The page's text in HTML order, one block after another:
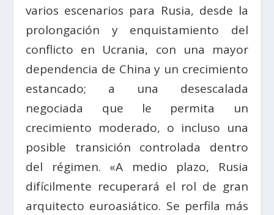
varios escenarios para Rusia, desde la
prolongación y enquistamiento del
conflicto en Ucrania, con una mayor
dependencia de China y un crecimiento
estancado; a una desescalada
negociada que le permita un
crecimiento moderado, o incluso una
posible transición controlada dentro
del régimen. «A medio plazo, Rusia
difícilmente recuperará el rol de gran
arquitecto euroasiático. Se perfila más